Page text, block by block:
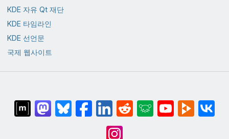
KDE 자유 Qt 재단
KDE 타임라인
KDE 선언문
국제 웹사이트